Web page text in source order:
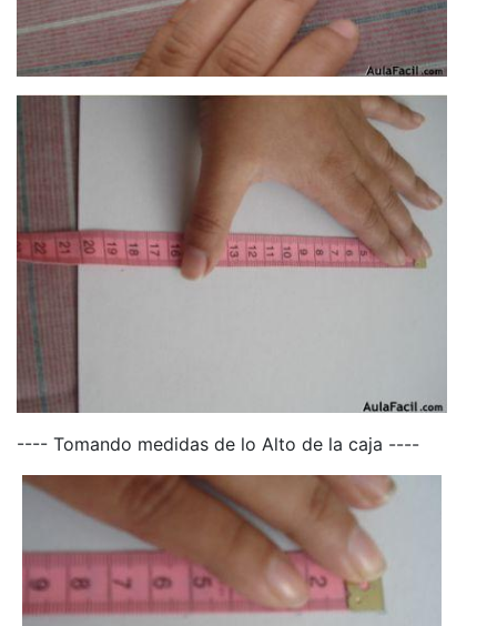
---- Tomando medidas de lo Alto de la caja ----